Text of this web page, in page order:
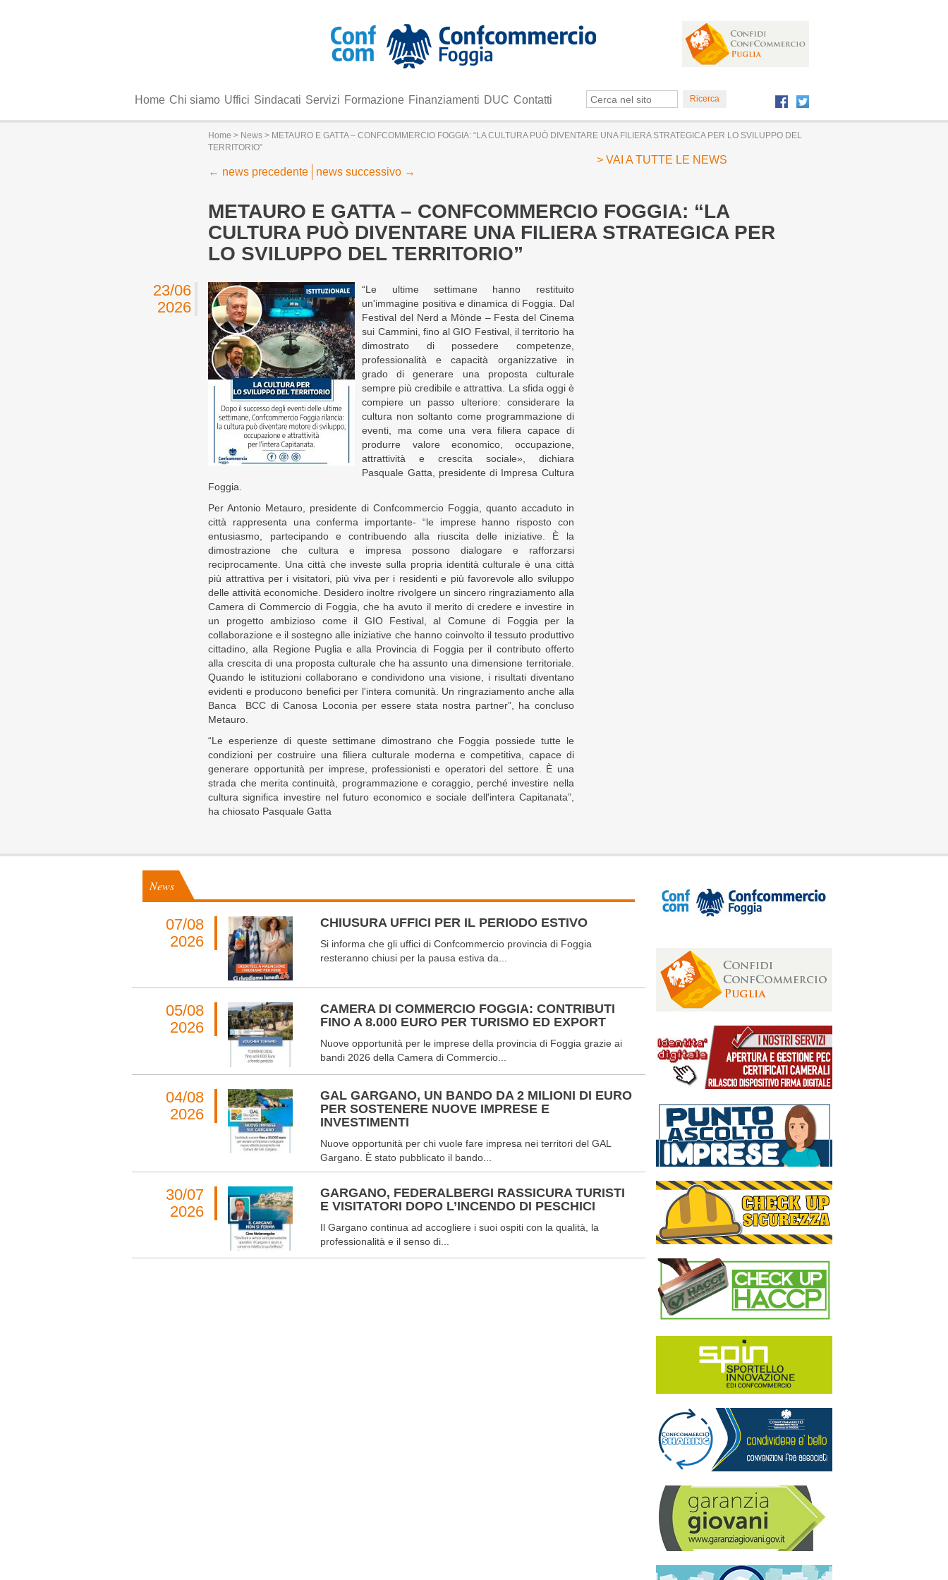
Home Chi siamo Uffici Sindacati Servizi Formazione Finanziamenti DUC Contatti
Home > News > METAURO E GATTA – CONFCOMMERCIO FOGGIA: “LA CULTURA PUÒ DIVENTARE UNA FILIERA STRATEGICA PER LO SVILUPPO DEL
TERRITORIO”
← news precedente news successivo →
METAURO E GATTA – CONFCOMMERCIO FOGGIA: “LA
CULTURA PUÒ DIVENTARE UNA FILIERA STRATEGICA PER
LO SVILUPPO DEL TERRITORIO”
> VAI A TUTTE LE NEWS
23/06
2026
“Le ultime settimane hanno restituito
un'immagine positiva e dinamica di Foggia. Dal
Festival del Nerd a Mònde – Festa del Cinema
sui Cammini, fino al GIO Festival, il territorio ha
dimostrato di possedere competenze,
professionalità e capacità organizzative in
grado di generare una proposta culturale
sempre più credibile e attrattiva. La sfida oggi è
compiere un passo ulteriore: considerare la
cultura non soltanto come programmazione di
eventi, ma come una vera filiera capace di
produrre valore economico, occupazione,
attrattività e crescita sociale», dichiara
Pasquale Gatta, presidente di Impresa Cultura
Foggia.
Per Antonio Metauro, presidente di Confcommercio Foggia, quanto accaduto in
città rappresenta una conferma importante- “le imprese hanno risposto con
entusiasmo, partecipando e contribuendo alla riuscita delle iniziative. È la
dimostrazione che cultura e impresa possono dialogare e rafforzarsi
reciprocamente. Una città che investe sulla propria identità culturale è una città
più attrattiva per i visitatori, più viva per i residenti e più favorevole allo sviluppo
delle attività economiche. Desidero inoltre rivolgere un sincero ringraziamento alla
Camera di Commercio di Foggia, che ha avuto il merito di credere e investire in
un progetto ambizioso come il GIO Festival, al Comune di Foggia per la
collaborazione e il sostegno alle iniziative che hanno coinvolto il tessuto produttivo
cittadino, alla Regione Puglia e alla Provincia di Foggia per il contributo offerto
alla crescita di una proposta culturale che ha assunto una dimensione territoriale.
Quando le istituzioni collaborano e condividono una visione, i risultati diventano
evidenti e producono benefici per l'intera comunità. Un ringraziamento anche alla
Banca BCC di Canosa Loconia per essere stata nostra partner”, ha concluso
Metauro.
“Le esperienze di queste settimane dimostrano che Foggia possiede tutte le
condizioni per costruire una filiera culturale moderna e competitiva, capace di
generare opportunità per imprese, professionisti e operatori del settore. È una
strada che merita continuità, programmazione e coraggio, perché investire nella
cultura significa investire nel futuro economico e sociale dell'intera Capitanata”,
ha chiosato Pasquale Gatta
News
07/08
2026
CHIUSURA UFFICI PER IL PERIODO ESTIVO
Si informa che gli uffici di Confcommercio provincia di Foggia
resteranno chiusi per la pausa estiva da...
05/08
2026
CAMERA DI COMMERCIO FOGGIA: CONTRIBUTI
FINO A 8.000 EURO PER TURISMO ED EXPORT
Nuove opportunità per le imprese della provincia di Foggia grazie ai
bandi 2026 della Camera di Commercio...
04/08
2026
GAL GARGANO, UN BANDO DA 2 MILIONI DI EURO
PER SOSTENERE NUOVE IMPRESE E
INVESTIMENTI
Nuove opportunità per chi vuole fare impresa nei territori del GAL
Gargano. È stato pubblicato il bando...
30/07
2026
GARGANO, FEDERALBERGI RASSICURA TURISTI
E VISITATORI DOPO L’INCENDO DI PESCHICI
Il Gargano continua ad accogliere i suoi ospiti con la qualità, la
professionalità e il senso di...